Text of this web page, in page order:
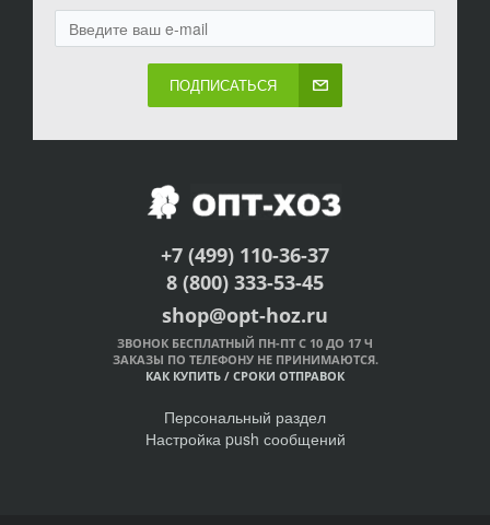
ПОДПИСАТЬСЯ
+7 (499) 110-36-37
8 (800) 333-53-45
shop@opt-hoz.ru
ЗВОНОК БЕСПЛАТНЫЙ ПН-ПТ С 10 ДО 17 Ч
ЗАКАЗЫ ПО ТЕЛЕФОНУ НЕ ПРИНИМАЮТСЯ.
КАК КУПИТЬ / СРОКИ ОТПРАВОК
Персональный раздел
Настройка push сообщений